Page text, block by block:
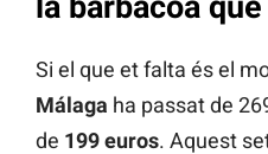
Si el que et falta és el
Málaga ha passat de
de 199 euros. Aquest